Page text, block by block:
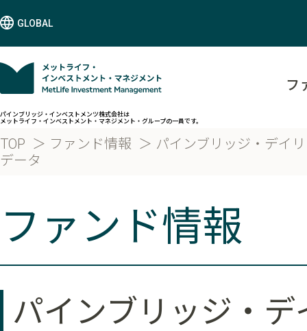
GLOBAL
パインブリッジ・インベストメンツ株式会社は
メットライフ・インベストメント・マネジメント・グループの一員です。
フ
TOP ファンド情報
パインブリッジ・デイ
データ
ファンド情報
パインブリッジ・